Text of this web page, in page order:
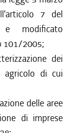
7 del
modificato
101/2005;
dei
agricolo di cui
delle aree
di imprese